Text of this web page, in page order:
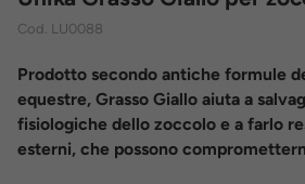
Cod. LU0088
Prodotto secondo antiche formule
equestre, Grasso Giallo aiuta a
fisiologiche dello zoccolo e a farlo
esterni, che possono